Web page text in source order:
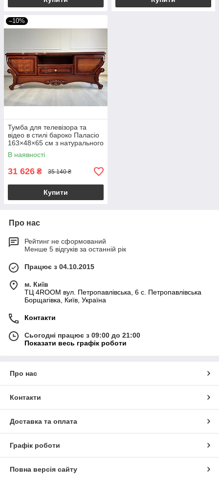
–10%
Тумба для телевізора та
відео в стилі бароко Паласіо
163×48×65 см з натурального
дерева для телевізора до
100 дюймів
В наявності
31 626 ₴ 35 140 ₴
Купити
Про нас
Рейтинг не сформований
Менше 5 відгуків за останній рік
Працює з 04.10.2015
м. Київ
ТЦ 4ROOM вул. Петропавлівська, 6 с. Петропавлівська
Борщагівка, Київ, Україна
Контакти
Сьогодні працює з 09:00 до 21:00
Показати весь графік роботи
Про нас
Контакти
Доставка та оплата
Графік роботи
Повна версія сайту